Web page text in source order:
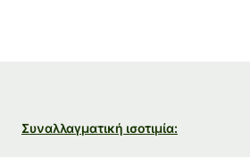
Συναλλαγματική ισοτιμία: